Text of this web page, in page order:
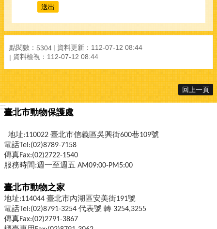
點閱數： 5304 資料更新： 112-07-12 08:44
資料檢視： 112-07-12 08:44
回上一頁
:::
臺北市動物保護處
地址:110022 臺北市信義區吳興街600巷109號
電話Tel:(02)8789-7158
傳真Fax:(02)2722-1540
服務時間:週一至週五 AM09:00-PM5:00
臺北市動物之家
地址:114044 臺北市內湖區安美街191號
電話Tel:(02)8791-3254 代表號 轉 3254,3255
傳真Fax:(02)2791-3867